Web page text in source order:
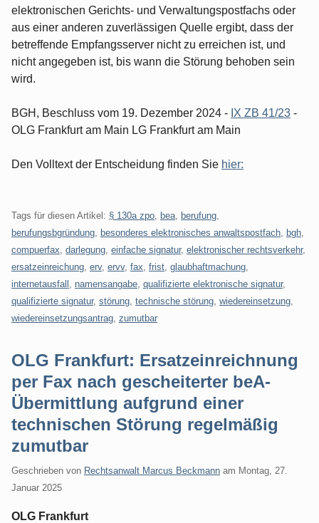
elektronischen Gerichts- und Verwaltungspostfachs oder
aus einer anderen zuverlässigen Quelle ergibt, dass der
betreffende Empfangsserver nicht zu erreichen ist, und
nicht angegeben ist, bis wann die Störung behoben sein
wird.
BGH, Beschluss vom 19. Dezember 2024 - IX ZB 41/23 -
OLG Frankfurt am Main LG Frankfurt am Main
Den Volltext der Entscheidung finden Sie hier:
Tags für diesen Artikel: § 130a zpo bea berufung
berufungsbgründung
besonderes elektronisches anwaltspostfach bgh
compuerfax darlegung einfache signatur, elektronischer rechtsverkehr,
ersatzeinreichung erv, ervv, fax frist glaubhaftmachung
internetausfall
namensangabe qualifizierte elektronische signatur,
qualifizierte signatur, störung technische störung wiedereinsetzung
wiedereinsetzungsantrag zumutbar
OLG Frankfurt: Ersatzeinreichnung
per Fax nach gescheiterter beA-
Übermittlung aufgrund einer
technischen Störung regelmäßig
zumutbar
Geschrieben von Rechtsanwalt Marcus Beckmann am Montag, 27.
Januar 2025
OLG Frankfurt